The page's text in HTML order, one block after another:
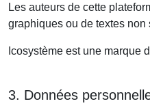
Les auteurs de cette
graphiques ou de textes non
Icosystème est une marque
3. Données